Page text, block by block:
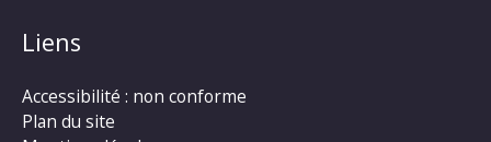
Liens
Accessibilité : non conforme
Plan du site